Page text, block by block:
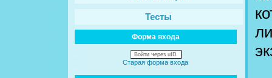
Тесты
Форма входа
Войти через uID
Старая форма входа